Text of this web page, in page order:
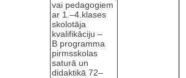
vai pedagogiem
ar 1.–4.klases
skolotāja
kvalifikāciju –
B programma
pirmsskolas
saturā un
didaktikā 72–